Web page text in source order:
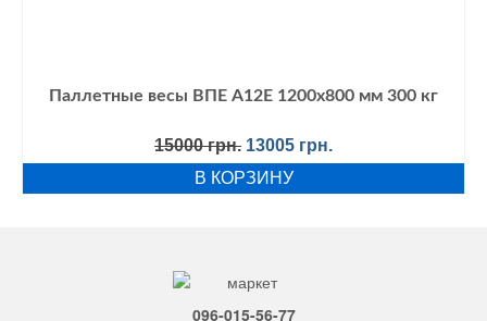
Паллетные весы ВПЕ А12E 1200х800 мм 300 кг
15000грн. Первоначальная
цена
составляла
13005 грн.Текущая
цена:
В КОРЗИНУ
096-015-56-77